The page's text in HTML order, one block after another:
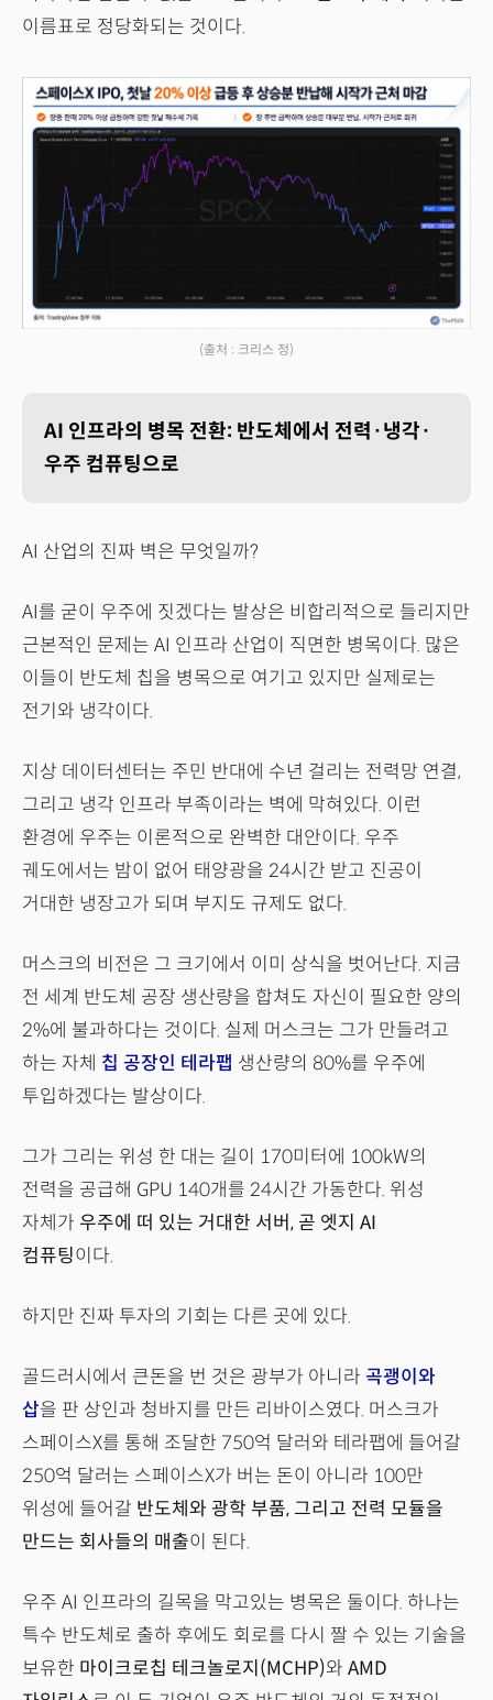
이름표로 정당화되는 것이다.
(출처 : 크리스 정)
AI 인프라의 병목 전환: 반도체에서 전력·냉각·
우주 컴퓨팅으로
AI 산업의 진짜 벽은 무엇일까?
AI를 굳이 우주에 짓겠다는 발상은 비합리적으로 들리지만
근본적인 문제는 AI 인프라 산업이 직면한 병목이다. 많은
이들이 반도체 칩을 병목으로 여기고 있지만 실제로는
전기와 냉각이다.
지상 데이터센터는 주민 반대에 수년 걸리는 전력망 연결,
그리고 냉각 인프라 부족이라는 벽에 막혀있다. 이런
환경에 우주는 이론적으로 완벽한 대안이다. 우주
궤도에서는 밤이 없어 태양광을 24시간 받고 진공이
거대한 냉장고가 되며 부지도 규제도 없다.
머스크의 비전은 그 크기에서 이미 상식을 벗어난다. 지금
전 세계 반도체 공장 생산량을 합쳐도 자신이 필요한 양의
2%에 불과하다는 것이다. 실제 머스크는 그가 만들려고
하는 자체 칩 공장인 테라팹 생산량의 80%를 우주에
투입하겠다는 발상이다.
그가 그리는 위성 한 대는 길이 170미터에 100kW의
전력을 공급해 GPU 140개를 24시간 가동한다. 위성
자체가 우주에 떠 있는 거대한 서버, 곧 엣지 AI
컴퓨팅이다.
하지만 진짜 투자의 기회는 다른 곳에 있다.
골드러시에서 큰돈을 번 것은 광부가 아니라 곡괭이와
삽을 판 상인과 청바지를 만든 리바이스였다. 머스크가
스페이스X를 통해 조달한 750억 달러와 테라팹에 들어갈
250억 달러는 스페이스X가 버는 돈이 아니라 100만
위성에 들어갈 반도체와 광학 부품, 그리고 전력 모듈을
만드는 회사들의 매출이 된다.
우주 AI 인프라의 길목을 막고있는 병목은 둘이다. 하나는
특수 반도체로 출하 후에도 회로를 다시 짤 수 있는 기술을
보유한 마이크로칩 테크놀로지(MCHP)와 AMD